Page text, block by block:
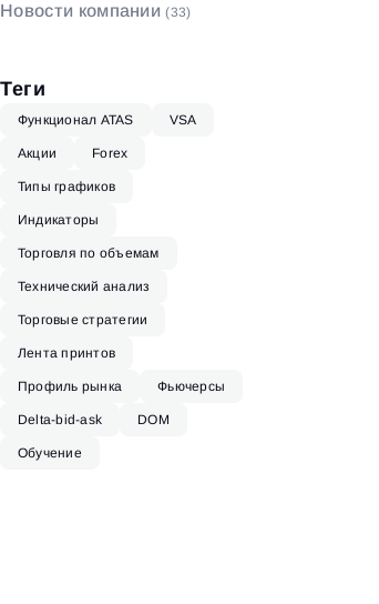
Биржевой стакан(4)
Новости компании(33)
Теги
Функционал ATAS VSA
Акции Forex
Типы графиков
Индикаторы
Торговля по объемам
Технический анализ
Торговые стратегии
Лента принтов
Профиль рынка Фьючерсы
Delta-bid-ask DOM
Обучение